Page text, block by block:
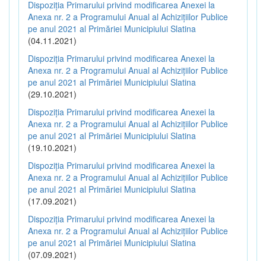
Dispoziția Primarului privind modificarea Anexei la
Anexa nr. 2 a Programului Anual al Achizițiilor Publice
pe anul 2021 al Primăriei Municipiului Slatina
(04.11.2021)
Dispoziția Primarului privind modificarea Anexei la
Anexa nr. 2 a Programului Anual al Achizițiilor Publice
pe anul 2021 al Primăriei Municipiului Slatina
(29.10.2021)
Dispoziția Primarului privind modificarea Anexei la
Anexa nr. 2 a Programului Anual al Achizițiilor Publice
pe anul 2021 al Primăriei Municipiului Slatina
(19.10.2021)
Dispoziția Primarului privind modificarea Anexei la
Anexa nr. 2 a Programului Anual al Achizițiilor Publice
pe anul 2021 al Primăriei Municipiului Slatina
(17.09.2021)
Dispoziția Primarului privind modificarea Anexei la
Anexa nr. 2 a Programului Anual al Achizițiilor Publice
pe anul 2021 al Primăriei Municipiului Slatina
(07.09.2021)